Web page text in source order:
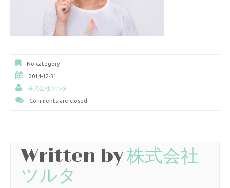
No category
2014-12-31
株式会社ツルタ
Comments are closed
Written by株式会社
ツルタ